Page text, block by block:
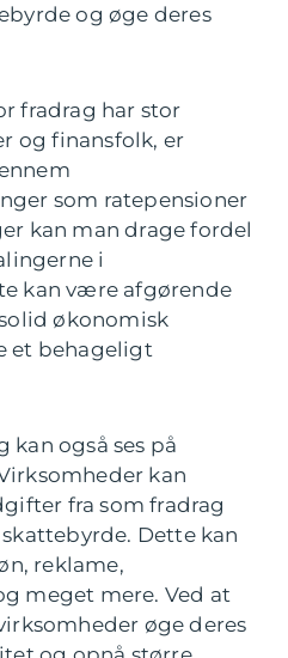
og øge deres
fradrag har stor
og finansfolk, er
som ratepensioner
kan man drage fordel
i
kan være afgørende
økonomisk
et behageligt
kan også ses på
kan
fra som fradrag
Dette kan
reklame,
meget mere. Ved at
øge deres